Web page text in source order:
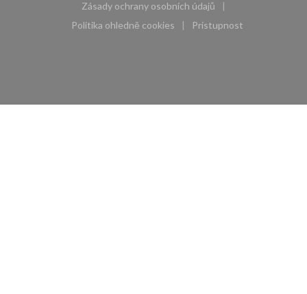
Zásady ochrany osobních údajů
((otevře se v novém okně))
Politika ohledně cookies
((otevře se v novém okně))
Pristupnost
((otevře se v novém